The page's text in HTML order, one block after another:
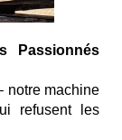
Passionnés
machine
refusent les